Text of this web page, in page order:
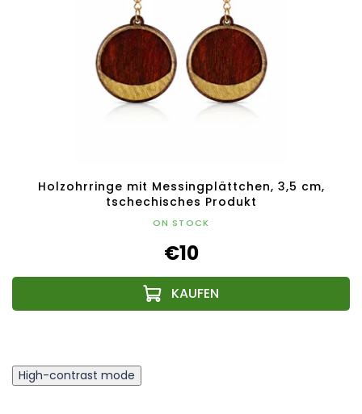
Holzohrringe mit Messingplättchen, 3,5 cm,
tschechisches Produkt
ON STOCK
€10
High-contrast mode